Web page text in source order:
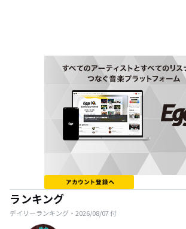
ランキング
デイリーランキング・ 2026/08/07付